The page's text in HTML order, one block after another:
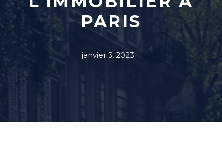
PARIS
janvier 3, 2023